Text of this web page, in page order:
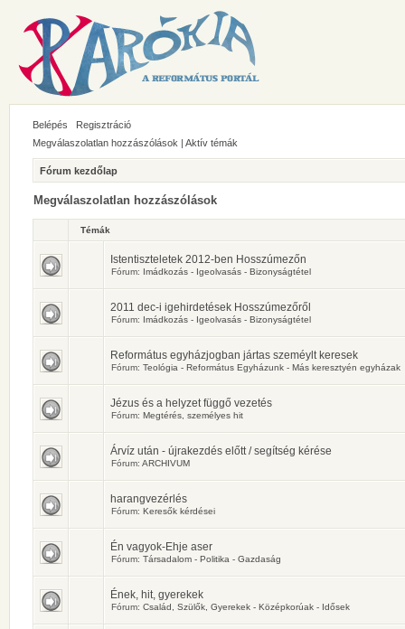
Belépés
Regisztráció
Megválaszolatlan hozzászólások | Aktív témák
Fórum kezdőlap
Megválaszolatlan hozzászólások
Témák
Istentiszteletek 2012-ben Hosszúmezőn
Fórum: Imádkozás - Igeolvasás - Bizonyságtétel
2011 dec-i igehirdetések Hosszúmezőről
Fórum: Imádkozás - Igeolvasás - Bizonyságtétel
Református egyházjogban jártas szeméylt keresek
Fórum: Teológia - Református Egyházunk - Más keresztyén egyházak
Jézus és a helyzet függő vezetés
Fórum: Megtérés, személyes hit
Árvíz után - újrakezdés előtt / segítség kérése
Fórum: ARCHIVUM
harangvezérlés
Fórum: Keresők kérdései
Én vagyok-Ehje aser
Fórum: Társadalom - Politika - Gazdaság
Ének, hit, gyerekek
Fórum: Család, Szülők, Gyerekek - Középkorúak - Idősek